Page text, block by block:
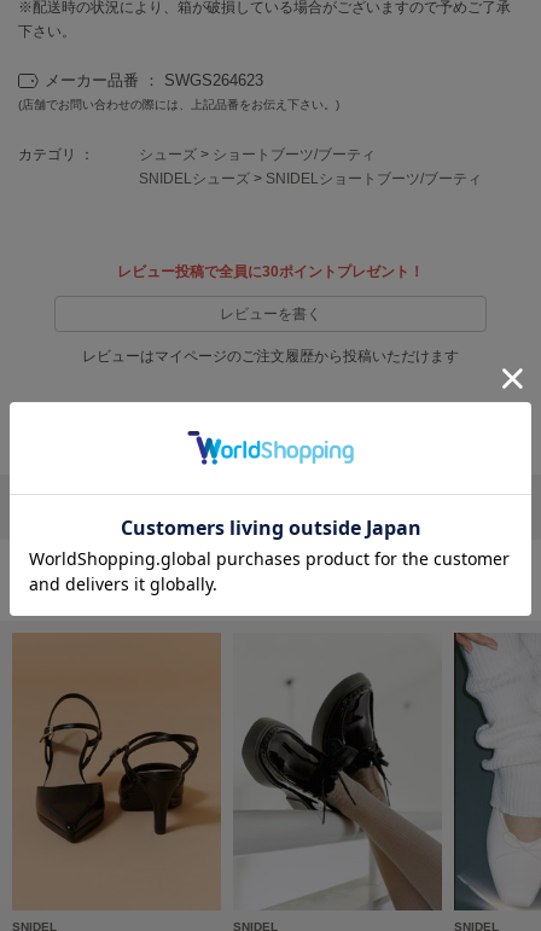
EIMY ISTOIRE
emmi
エミ
エミ アトリエ
エトレトウキョウ
FURFUR
ファーファー
gelato pique
ジェラート ピケ
GELATO PIQUE CAT&DOG
ジェラート ピケ キャットアンドドッグ
gelato pique Sleep
GRAMICCI
※配送時の状況により、箱が破損している場合がございますので予めご了承
下さい。
メーカー品番 ： SWGS264623
(店舗でお問い合わせの際には、上記品番をお伝え下さい。)
カテゴリ ： シューズ > ショートブーツ/ブーティ
SNIDELシューズ > SNIDELショートブーツ/ブーティ
レビュー投稿で全員に30ポイントプレゼント！
レビューを書く
レビューはマイページのご注文履歴から投稿いただけます
シューズの人気ランキング
SNIDEL SNIDEL SNIDEL